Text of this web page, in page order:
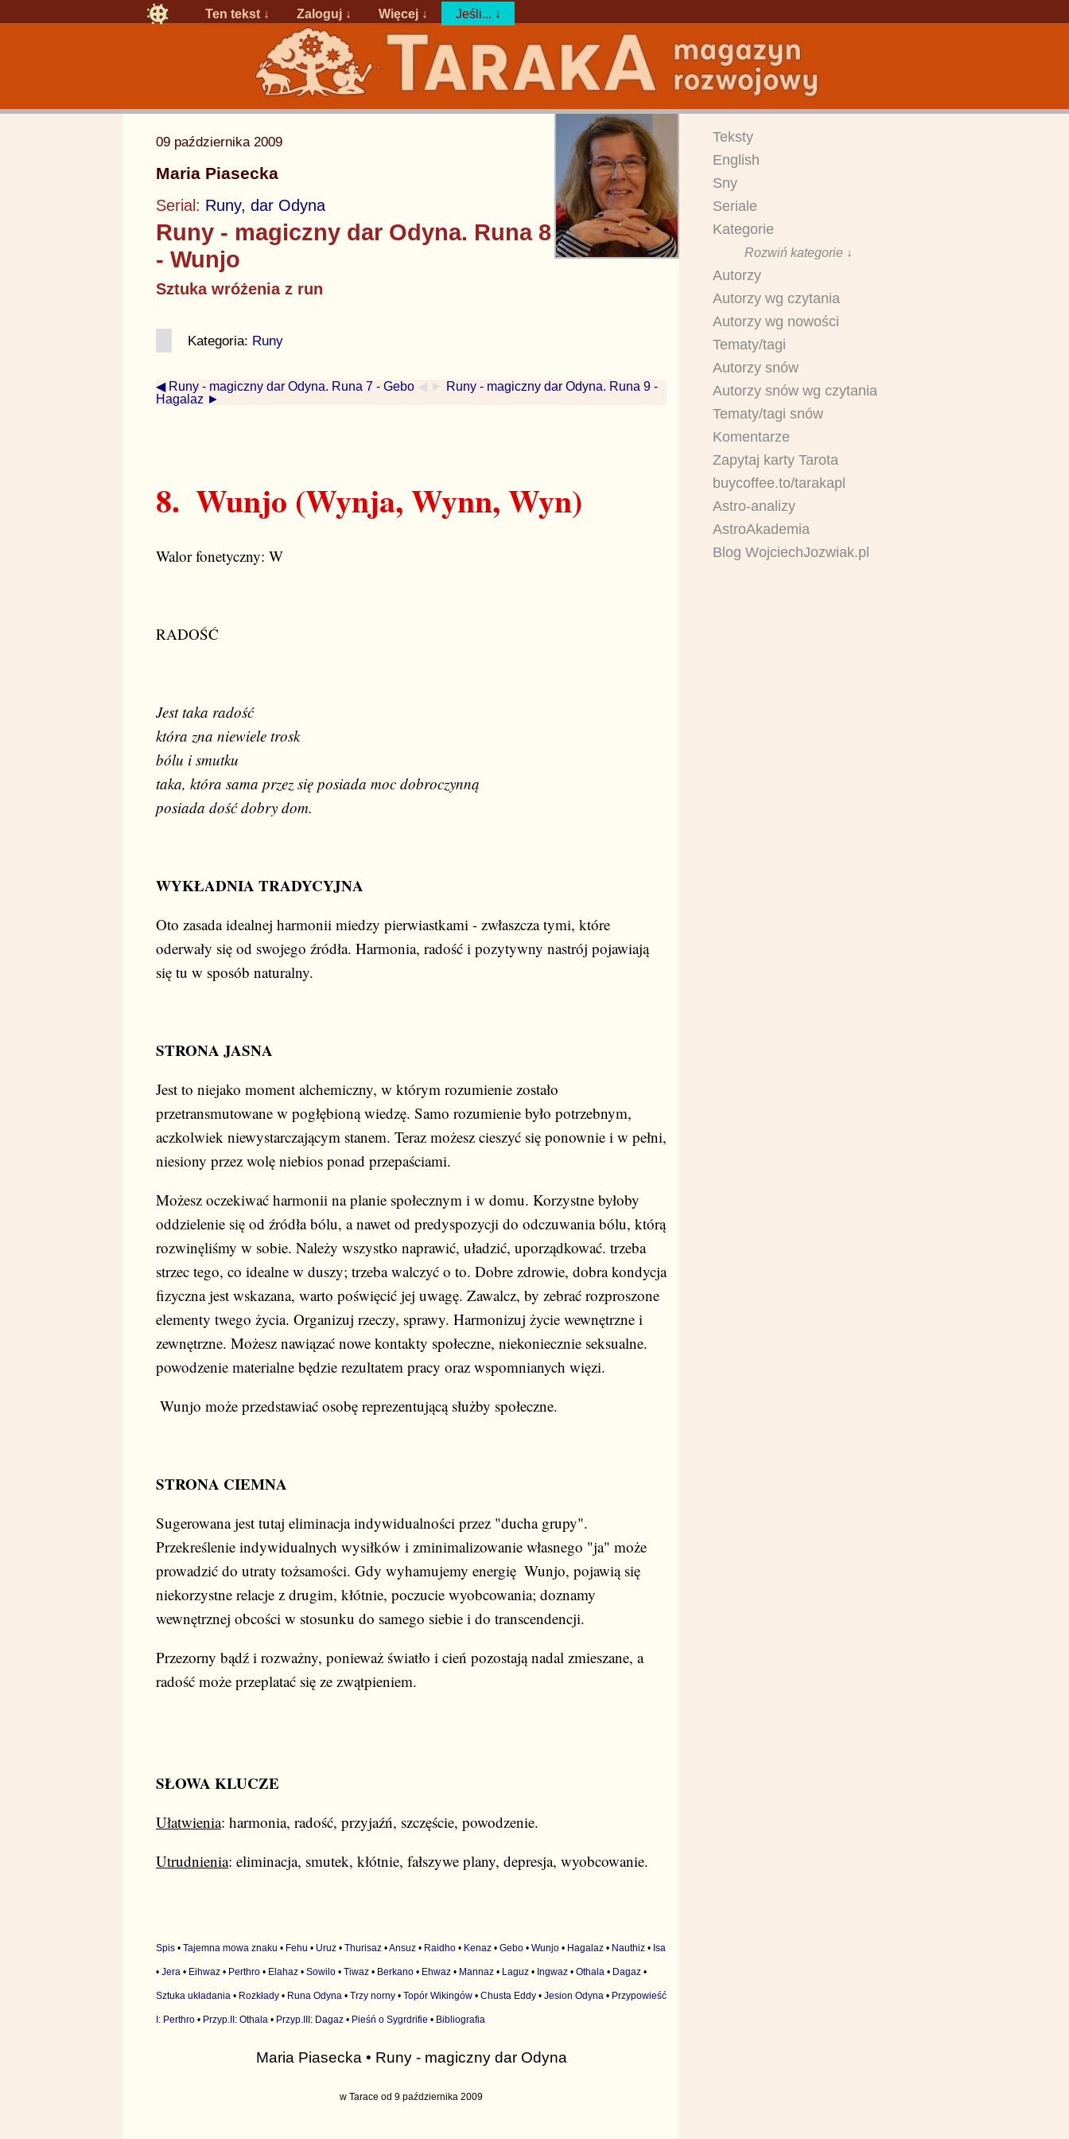
Ten tekst ↓ Zaloguj ↓ Więcej ↓ Jeśli... ↓
09 października 2009
Maria Piasecka
Serial: Runy, dar Odyna
Runy - magiczny dar Odyna. Runa 8
- Wunjo
Sztuka wróżenia z run
Kategoria: Runy
◀ Runy - magiczny dar Odyna. Runa 7 - Gebo ◀ ►
Runy - magiczny dar Odyna. Runa 9 -
Hagalaz ►
8. Wunjo (Wynja, Wynn, Wyn)
Walor fonetyczny: W
RADOŚĆ
Jest taka radość
która zna niewiele trosk
bólu i smutku
taka, która sama przez się posiada moc dobroczynną
posiada dość dobry dom.
WYKŁADNIA TRADYCYJNA
Oto zasada idealnej harmonii miedzy pierwiastkami - zwłaszcza tymi, które
oderwały się od swojego źródła. Harmonia, radość i pozytywny nastrój pojawiają
się tu w sposób naturalny.
STRONA JASNA
Jest to niejako moment alchemiczny, w którym rozumienie zostało
przetransmutowane w pogłębioną wiedzę. Samo rozumienie było potrzebnym,
aczkolwiek niewystarczającym stanem. Teraz możesz cieszyć się ponownie i w pełni,
niesiony przez wolę niebios ponad przepaściami.
Możesz oczekiwać harmonii na planie społecznym i w domu. Korzystne byłoby
oddzielenie się od źródła bólu, a nawet od predyspozycji do odczuwania bólu, którą
rozwinęliśmy w sobie. Należy wszystko naprawić, uładzić, uporządkować. trzeba
strzec tego, co idealne w duszy; trzeba walczyć o to. Dobre zdrowie, dobra kondycja
fizyczna jest wskazana, warto poświęcić jej uwagę. Zawalcz, by zebrać rozproszone
elementy twego życia. Organizuj rzeczy, sprawy. Harmonizuj życie wewnętrzne i
zewnętrzne. Możesz nawiązać nowe kontakty społeczne, niekoniecznie seksualne.
powodzenie materialne będzie rezultatem pracy oraz wspomnianych więzi.
Wunjo może przedstawiać osobę reprezentującą służby społeczne.
STRONA CIEMNA
Sugerowana jest tutaj eliminacja indywidualności przez "ducha grupy".
Przekreślenie indywidualnych wysiłków i zminimalizowanie własnego "ja" może
prowadzić do utraty tożsamości. Gdy wyhamujemy energię Wunjo, pojawią się
niekorzystne relacje z drugim, kłótnie, poczucie wyobcowania; doznamy
wewnętrznej obcości w stosunku do samego siebie i do transcendencji.
Przezorny bądź i rozważny, ponieważ światło i cień pozostają nadal zmieszane, a
radość może przeplatać się ze zwątpieniem.
SŁOWA KLUCZE
Ułatwienia: harmonia, radość, przyjaźń, szczęście, powodzenie.
Utrudnienia: eliminacja, smutek, kłótnie, fałszywe plany, depresja, wyobcowanie.
Spis • Tajemna mowa znaku • Fehu • Uruz • Thurisaz •Ansuz • Raidho • Kenaz • Gebo • Wunjo • Hagalaz • Nauthiz • Isa
• Jera • Eihwaz • Perthro • Elahaz • Sowilo • Tiwaz • Berkano • Ehwaz • Mannaz • Laguz • Ingwaz • Othala • Dagaz •
Sztuka układania • Rozkłady • Runa Odyna • Trzy norny • Topór Wikingów • Chusta Eddy • Jesion Odyna • Przypowieść
I: Perthro • Przyp.II: Othala • Przyp.III: Dagaz • Pieśń o Sygrdrifie • Bibliografia
Maria Piasecka • Runy - magiczny dar Odyna
w Tarace od 9 października 2009
Teksty
English
Sny
Seriale
Kategorie
Rozwiń kategorie ↓
Autorzy
Autorzy wg czytania
Autorzy wg nowości
Tematy/tagi
Autorzy snów
Autorzy snów wg czytania
Tematy/tagi snów
Komentarze
Zapytaj karty Tarota
buycoffee.to/tarakapl
Astro-analizy
AstroAkademia
Blog WojciechJozwiak.pl